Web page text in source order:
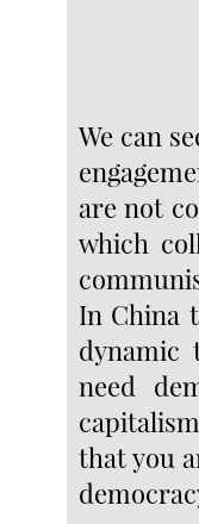
We can
are not
which
In China
dynamic
need
that you